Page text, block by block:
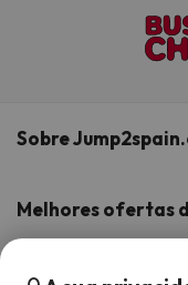
Sobre
Opiniões de clientes
A nossa equipa
Melhores ofertas
Os Melhores